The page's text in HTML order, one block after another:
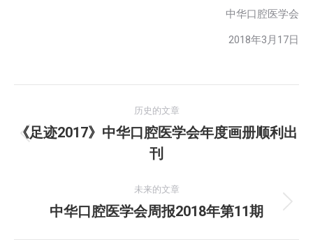
中华口腔医学会
2018年3月17日
章
历史的文章
历
史
文
章：
《足迹2017》中华口腔医学会年度画册顺利出
刊
未来的文章
未
中华口腔医学会周报2018年第11期